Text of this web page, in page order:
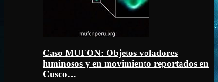
Caso MUFON: Objetos voladores
luminosos y en movimiento reportados en
Cusco…